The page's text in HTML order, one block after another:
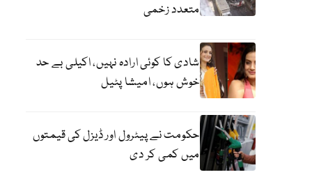
متعدد زخمی
شادی کا کوئی ارادہ نہیں، اکیلی بے حد
خوش ہوں، امیشا پٹیل
حکومت نے پیٹرول اور ڈیزل کی قیمتوں
میں کمی کر دی